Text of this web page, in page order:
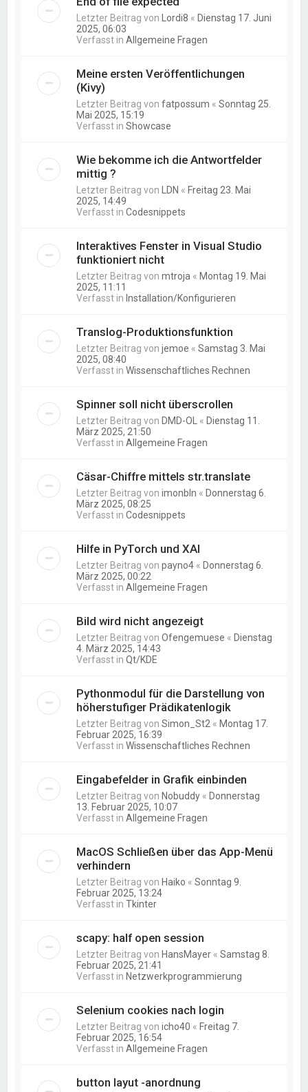
Letzter Beitrag von Lordi8 « Dienstag 17. Juni
2025, 06:03
Verfasst inAllgemeine Fragen
Meine ersten Veröffentlichungen
(Kivy)
Letzter Beitrag vonfatpossum «Sonntag 25.
Mai 2025, 15:19
Verfasst inShowcase
Wie bekomme ich die Antwortfelder
mittig ?
Letzter Beitrag von LDN « Freitag 23. Mai
2025, 14:49
Verfasst inCodesnippets
Interaktives Fenster in Visual Studio
funktioniert nicht
Letzter Beitrag vonmtroja « Montag 19. Mai
2025, 11:11
Verfasst in Installation/Konfigurieren
Translog-Produktionsfunktion
Letzter Beitrag vonjemoe «Samstag 3. Mai
2025, 08:40
Verfasst inWissenschaftliches Rechnen
Spinner soll nicht überscrollen
Letzter Beitrag von DMD-OL « Dienstag 11.
März 2025, 21:50
Verfasst inAllgemeine Fragen
Cäsar-Chiffre mittels str.translate
Letzter Beitrag vonimonbln « Donnerstag 6.
März 2025, 08:25
Verfasst inCodesnippets
Hilfe in PyTorch und XAI
Letzter Beitrag vonpayno4 « Donnerstag 6.
März 2025, 00:22
Verfasst inAllgemeine Fragen
Bild wird nicht angezeigt
Letzter Beitrag vonOfengemuese « Dienstag
4. März 2025, 14:43
Verfasst inQt/KDE
Pythonmodul für die Darstellung von
höherstufiger Prädikatenlogik
Letzter Beitrag vonSimon_St2 « Montag 17.
Februar 2025, 16:39
Verfasst inWissenschaftliches Rechnen
Eingabefelder in Grafik einbinden
Letzter Beitrag von Nobuddy « Donnerstag
13. Februar 2025, 10:07
Verfasst inAllgemeine Fragen
MacOS Schließen über das App-Menü
verhindern
Letzter Beitrag von Haiko «Sonntag 9.
Februar 2025, 13:24
Verfasst inTkinter
scapy: half open session
Letzter Beitrag von HansMayer «Samstag 8.
Februar 2025, 21:41
Verfasst in Netzwerkprogrammierung
Selenium cookies nach login
Letzter Beitrag vonicho40 « Freitag 7.
Februar 2025, 16:54
Verfasst inAllgemeine Fragen
button layut -anordnung